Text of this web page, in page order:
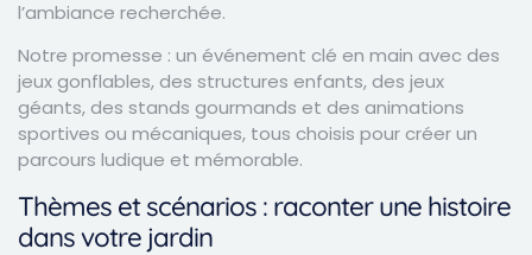
l’ambiance recherchée.
Notre promesse : un événement clé en main avec des
jeux gonflables, des structures enfants, des jeux
géants, des stands gourmands et des animations
sportives ou mécaniques, tous choisis pour créer un
parcours ludique et mémorable.
Thèmes et scénarios : raconter une histoire
dans votre jardin